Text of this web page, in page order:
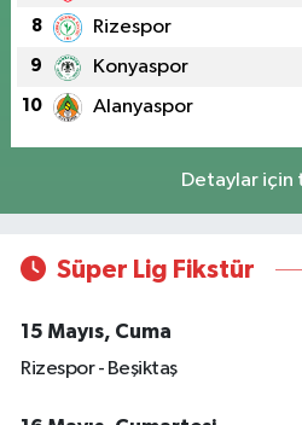
8 Rizespor
9 Konyaspor
10 Alanyaspor
Detaylar için
Süper Lig Fikstür
15 Mayıs, Cuma
Rizespor - Beşiktaş